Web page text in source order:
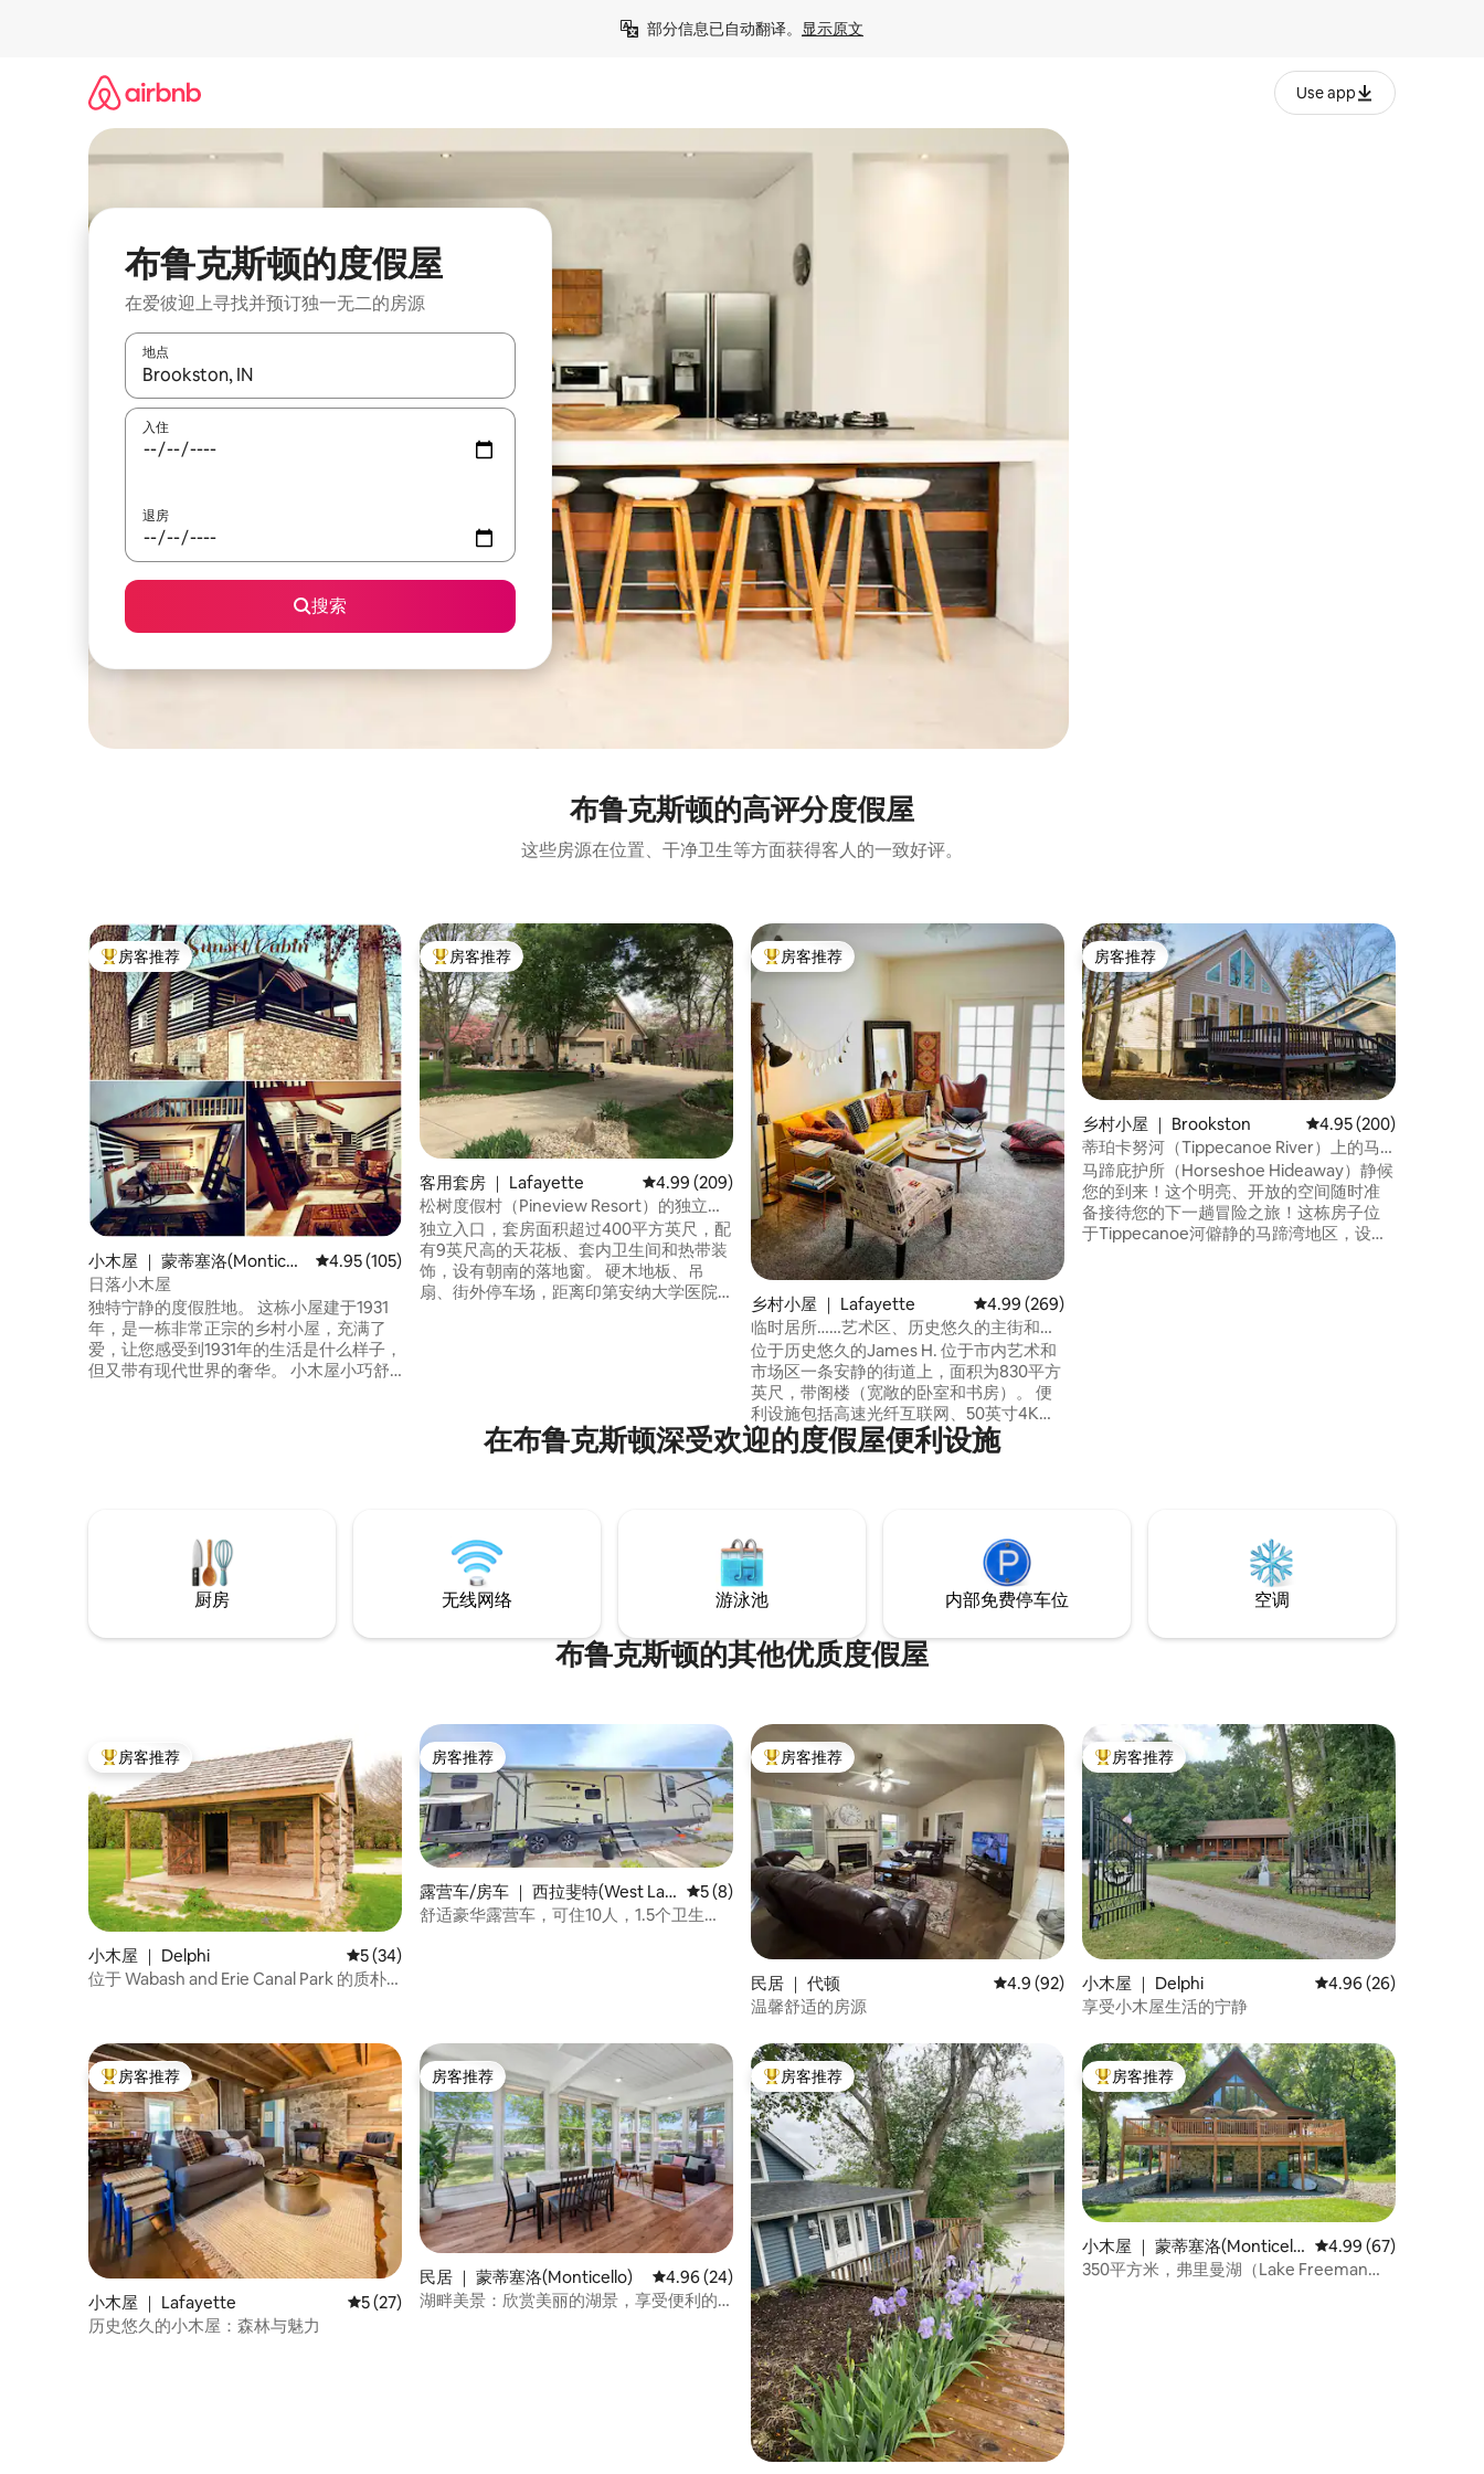
部分信息已自动翻译。 显示原文
Use app
布鲁克斯顿的度假屋
在爱彼迎上寻找并预订独一无二的房源
地点
如有搜索结果，请使用上下方向键查看，或通过点击或滑动手势浏览。
入住
退房
搜索
布鲁克斯顿的高评分度假屋
这些房源在位置、干净卫生等方面获得客人的一致好评。
热门「房客推荐」
房客推荐
小木屋 ｜ 蒙蒂塞洛(Monticell
o)
平均评分 4.95 分（满分 5 分），共 105 条评价
4.95 (105)
日落小木屋
独特宁静的度假胜地。 这栋小屋建于1931
年，是一栋非常正宗的乡村小屋，充满了
爱，让您感受到1931年的生活是什么样子，
但又带有现代世界的奢华。 小木屋小巧舒
热门「房客推荐」
房客推荐
客用套房 ｜ Lafayette 平均评分 4.99 分（满分 5 分），共 209 条评价
4.99 (209)
松树度假村（Pineview Resort）的独立入
口和整套套房
独立入口，套房面积超过400平方英尺，配
有9英尺高的天花板、套内卫生间和热带装
饰，设有朝南的落地窗。 硬木地板、吊
扇、街外停车场，距离印第安纳大学医院3
热门「房客推荐」
房客推荐
乡村小屋 ｜ Lafayette 平均评分 4.99 分（满分 5 分），共 269 条评价
4.99 (269)
临时居所……艺术区、历史悠久的主街和普
渡
位于历史悠久的James H. 位于市内艺术和
市场区一条安静的街道上，面积为830平方
英尺，带阁楼（宽敞的卧室和书房）。 便
利设施包括高速光纤互联网、50英寸4K电
视、全不锈钢家电、咖啡吧（Keurig咖啡
机和茶具）、标准双人床。 我们的房客对
遥。
房客推荐
房客推荐
乡村小屋 ｜ Brookston 平均评分 4.95 分（满
4.95 (200)
蒂珀卡努河（Tippecanoe River）上的马
蹄铁隐蔽处！
马蹄庇护所（Horseshoe Hideaway）静候
您的到来！这个明亮、开放的空间随时准
备接待您的下一趟冒险之旅！这栋房子位
于Tippecanoe河僻静的马蹄湾地区，设有
在布鲁克斯顿深受欢迎的度假屋便利设施
厨房 无线网络 游泳池 内部免费停车位 空调
布鲁克斯顿的其他优质度假屋
热门「房客推荐」
房客推荐
小木屋 ｜ Delphi 平均评分 5 分（满分 5 分），共 34 条评价
5 (34)
位于 Wabash and Erie Canal Park 的质朴
房客推荐
房客推荐
露营车/房车 ｜ 西拉斐特(West Laf
ayette)
平均评分 5 分（满分 5 分），共 8 条评价
5 (8)
舒适豪华露营车，可住10人，1.5个卫生
热门「房客推荐」
房客推荐
民居 ｜ 代顿 平均评分 4.9 分（满分 5 分），共 92 条评价
4.9 (92)
温馨舒适的房源
热门「房客推荐」
房客推荐
小木屋 ｜ Delphi 平均评分 4.96 分（满
4.96 (26)
享受小木屋生活的宁静
热门「房客推荐」
房客推荐
小木屋 ｜ Lafayette 平均评分 5 分（满分 5 分），共 27 条评价
5 (27)
历史悠久的小木屋：森林与魅力
房客推荐
房客推荐
民居 ｜ 蒙蒂塞洛(Monticello) 平均评分 4.96 分（满分 5 分），共 24 条评价
4.96 (24)
湖畔美景：欣赏美丽的湖景，享受便利的
热门「房客推荐」
房客推荐 热门「房客推荐」
房客推荐
小木屋 ｜ 蒙蒂塞洛(Monticell
o)
平均评分 4.99 分（满
4.99 (67)
350平方米，弗里曼湖（Lake Freeman）